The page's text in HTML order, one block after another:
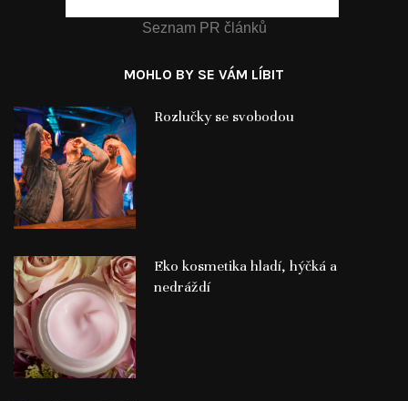
Seznam PR článků
MOHLO BY SE VÁM LÍBIT
Rozlučky se svobodou
Eko kosmetika hladí, hýčká a
nedráždí